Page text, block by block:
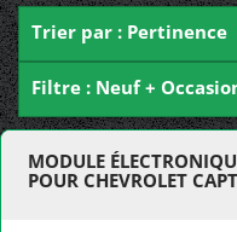
Trier par : Pertinence
Filtre : Neuf +
MODULE
POUR CHEVROLET